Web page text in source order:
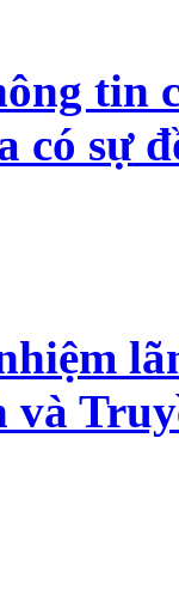
tin
có sự
và